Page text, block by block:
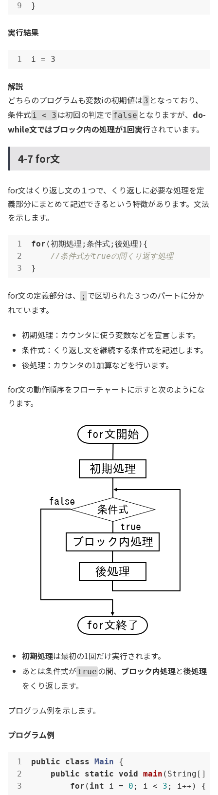
}
実行結果
i = 3
解説
どちらのプログラムも変数iの初期値は 3 となっており、
条件式 i < 3 は初回の判定で false となりますが、 do-
while文ではブロック内の処理が1回実行されています。
4-7 for文
for文はくり返し文の１つで、くり返しに必要な処理を定
義部分にまとめて記述できるという特徴があります。文法
を示します。
for (初期処理;条件式;後処理){
//条件式がtrueの間くり返す処理
}
for文の定義部分は、 ; で区切られた３つのパートに分か
れています。
初期処理：カウンタに使う変数などを宣言します。
条件式：くり返し文を継続する条件式を記述します。
後処理：カウンタの1加算などを行います。
for文の動作順序をフローチャートに示すと次のようにな
ります。
初期処理は最初の1回だけ実行されます。
あとは条件式がtrue の間、 ブロック内処理と後処理
をくり返します。
プログラム例を示します。
プログラム例
public class Main
{
public
static void main (String[]
for ( int i = 0 ; i < 3 ; i++) {